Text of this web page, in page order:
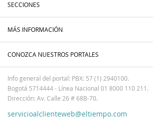
SECCIONES
MÁS INFORMACIÓN
CONOZCA NUESTROS PORTALES
Info general del portal: PBX: 57 (1) 2940100.
Bogotá 5714444 - Línea Nacional 01 8000 110 211.
Dirección: Av. Calle 26 # 68B-70.
servicioalclienteweb@eltiempo.com